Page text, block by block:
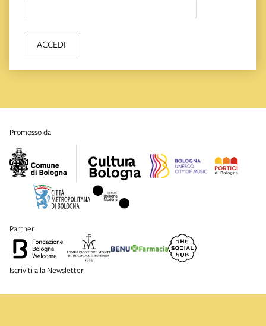
ACCEDI
promosso da
partner
Iscriviti alla Newsletter